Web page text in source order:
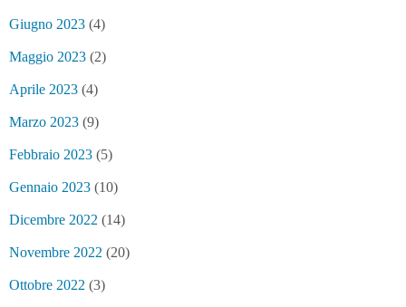
Giugno 2023 (4)
Maggio 2023 (2)
Aprile 2023 (4)
Marzo 2023 (9)
Febbraio 2023 (5)
Gennaio 2023 (10)
Dicembre 2022 (14)
Novembre 2022 (20)
Ottobre 2022 (3)